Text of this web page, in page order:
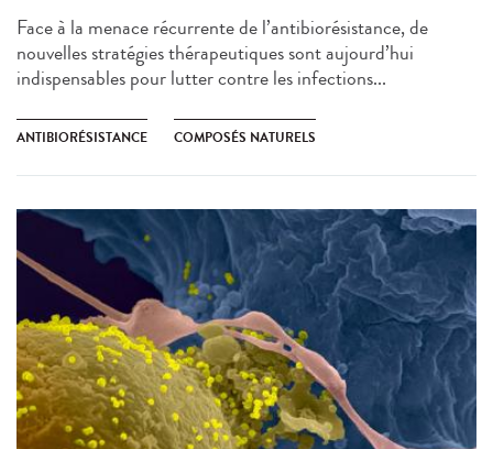
Face à la menace récurrente de l’antibiorésistance, de
nouvelles stratégies thérapeutiques sont aujourd’hui
indispensables pour lutter contre les infections...
ANTIBIORÉSISTANCE COMPOSÉS NATURELS